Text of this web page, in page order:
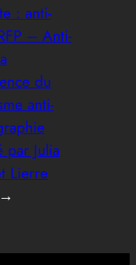
: anti-
– Anti-
du
anti-
par Julia
Lierre
→